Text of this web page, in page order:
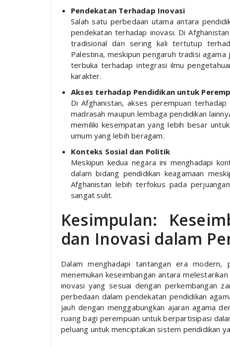
Pendekatan Terhadap Inovasi
Salah satu perbedaan utama antara
pendekatan terhadap inovasi. Di
tradisional dan sering kali tertutup
Palestina, meskipun pengaruh tradisi
terbuka terhadap integrasi ilmu
karakter.
Akses terhadap Pendidikan untuk
Di Afghanistan, akses perempuan
madrasah maupun lembaga pendidikan
memiliki kesempatan yang lebih besar
umum yang lebih beragam.
Konteks Sosial dan Politik
Meskipun kedua negara ini menghadapi
dalam bidang pendidikan keagamaan
Afghanistan lebih terfokus pada
sangat sulit.
Kesimpulan:
dan Inovasi dalam
Dalam menghadapi tantangan era
menemukan keseimbangan antara
inovasi yang sesuai dengan perkembangan
perbedaan dalam pendekatan pendidikan
jauh dengan menggabungkan ajaran agama
ruang bagi perempuan untuk berpartisipasi
peluang untuk menciptakan sistem pendidikan